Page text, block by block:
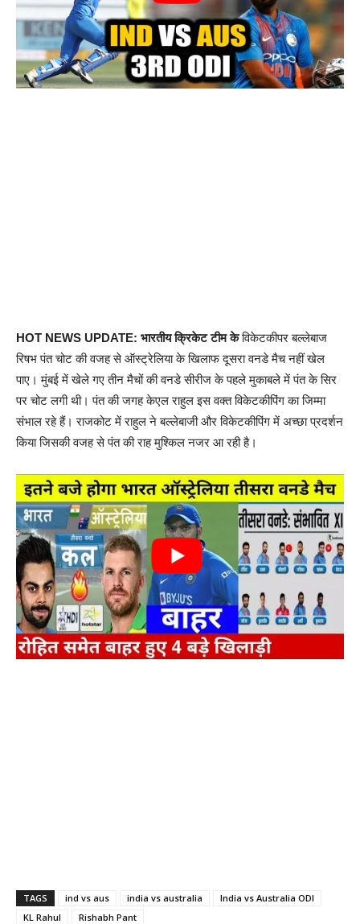
HOT NEWS UPDATE: भारतीय क्रिकेट टीम केविकेटकीपर बल्लेबाज
रिषभ पंत चोट की वजह से ऑस्ट्रेलिया के खिलाफ दूसरा वनडे मैच नहीं खेल
पाए। मुंबई में खेले गए तीन मैचों की वनडे सीरीज के पहले मुकाबले में पंत के सिर
पर चोट लगी थी। पंत की जगह केएल राहुल इस वक्त विकेटकीपिंग का जिम्मा
संभाल रहे हैं। राजकोट में राहुल ने बल्लेबाजी और विकेटकीपिंग में अच्छा प्रदर्शन
किया जिसकी वजह से पंत की राह मुश्किल नजर आ रही है।
TAGS ind vs aus india vs australia
India vs Australia ODI
KL Rahul
Rishabh Pant